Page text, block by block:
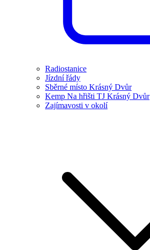
Radiostanice
Jízdní řády
Sběrné místo Krásný Dvůr
Kemp Na hřišti TJ Krásný Dvůr
Zajímavosti v okolí